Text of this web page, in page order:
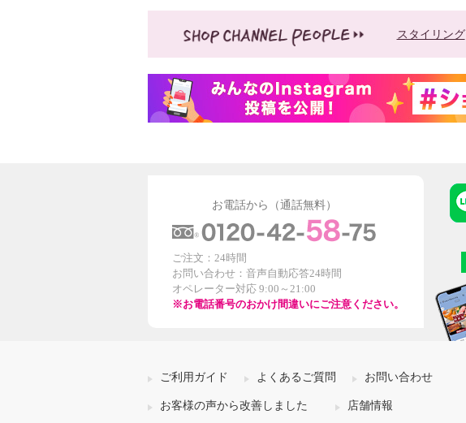
スタイリング
お電話から（通話無料）
ご注文：24時間
お問い合わせ：音声自動応答24時間
オペレーター対応 9:00～21:00
※お電話番号のおかけ間違いにご注意ください。
ご利用ガイド よくあるご質問 お問い合わせ
お客様の声から改善しました 店舗情報